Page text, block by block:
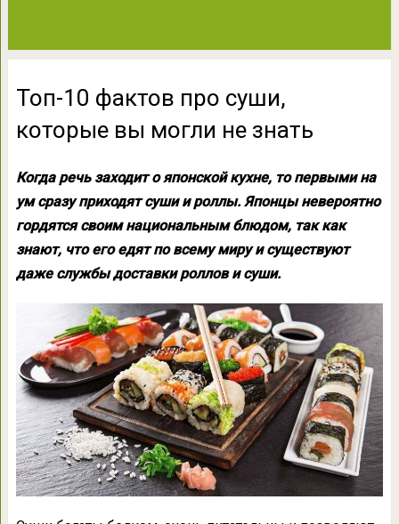
Топ-10 фактов про суши,
которые вы могли не знать
Когда речь заходит о японской кухне, то первыми на
ум сразу приходят суши и роллы. Японцы невероятно
гордятся своим национальным блюдом, так как
знают, что его едят по всему миру и существуют
даже службы доставки роллов и суши.